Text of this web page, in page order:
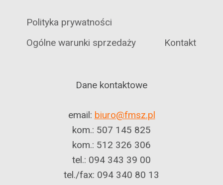
Polityka prywatności
Ogólne warunki sprzedaży
Kontakt
Dane kontaktowe
email: biuro@fmsz.pl
kom.: 507 145 825
kom.: 512 326 306
tel.: 094 343 39 00
tel./fax: 094 340 80 13